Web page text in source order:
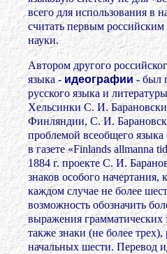
всего для использования в
считать первым
науки.
Автором другого
языка -идеографии- был
русского языка и
Хельсинки С. И.
Финляндии, С. И.
проблемой всеобщего
в газете «Finlands allmanna
1884 г. проекте С. И.
знаков особого
каждом случае не более
возможность обозначить
выражения грамматических
также знаки (не более
начальных шести. Перевод